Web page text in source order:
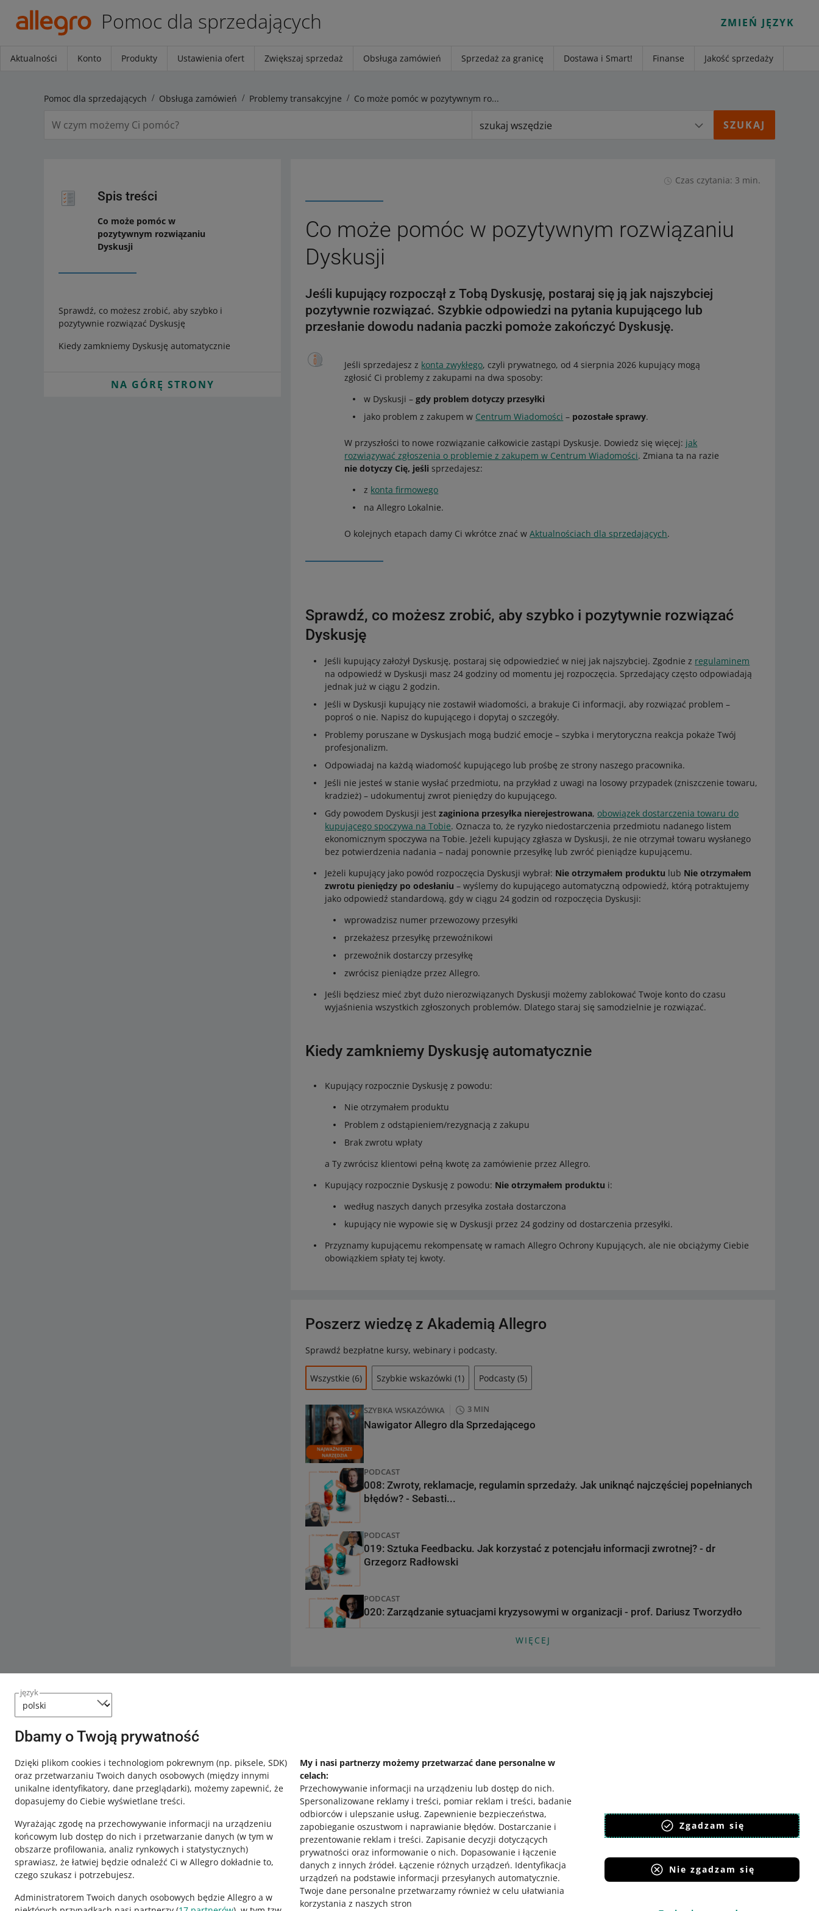
język
Dbamy o Twoją prywatność
Dzięki plikom cookies i technologiom pokrewnym (np. piksele, SDK)
oraz przetwarzaniu Twoich danych osobowych (między innymi
unikalne identyfikatory, dane przeglądarki), możemy zapewnić, że
dopasujemy do Ciebie wyświetlane treści.
Wyrażając zgodę na przechowywanie informacji na urządzeniu
końcowym lub dostęp do nich i przetwarzanie danych (w tym w
obszarze profilowania, analiz rynkowych i statystycznych)
sprawiasz, że łatwiej będzie odnaleźć Ci w Allegro dokładnie to,
czego szukasz i potrzebujesz.
Administratorem Twoich danych osobowych będzie Allegro a w
My i nasi partnerzy możemy przetwarzać dane personalne w
celach:
Przechowywanie informacji na urządzeniu lub dostęp do nich.
Spersonalizowane reklamy i treści, pomiar reklam i treści, badanie
odbiorców i ulepszanie usług. Zapewnienie bezpieczeństwa,
zapobieganie oszustwom i naprawianie błędów. Dostarczanie i
prezentowanie reklam i treści. Zapisanie decyzji dotyczących
prywatności oraz informowanie o nich. Dopasowanie i łączenie
danych z innych źródeł. Łączenie różnych urządzeń. Identyfikacja
urządzeń na podstawie informacji przesyłanych automatycznie.
Twoje dane personalne przetwarzamy również w celu ułatwiania
korzystania z naszych stron
Zgadzam się
Nie zgadzam się
Pomoc dla sprzedających ZMIEŃ JĘZYK
Aktualności Konto Produkty Ustawienia ofert Zwiększaj sprzedaż Obsługa zamówień Sprzedaż za granicę Dostawa i Smart! Finanse Jakość sprzedaży
Pomoc dla sprzedających Obsługa zamówień Problemy transakcyjne Co może pomóc w pozytywnym rozwiązaniu Dyskusji
szukaj wszędzie
Spis treści
Co może pomóc w
pozytywnym rozwiązaniu
Dyskusji
Sprawdź, co możesz zrobić, aby szybko i
pozytywnie rozwiązać Dyskusję
Kiedy zamkniemy Dyskusję automatycznie
NA GÓRĘ STRONY
Czas czytania: 3 min.
Co może pomóc w pozytywnym rozwiązaniu
Dyskusji
Jeśli kupujący rozpoczął z Tobą Dyskusję, postaraj się ją jak najszybciej
pozytywnie rozwiązać. Szybkie odpowiedzi na pytania kupującego lub
przesłanie dowodu nadania paczki pomoże zakończyć Dyskusję.
Jeśli sprzedajesz z konta zwykłego, czyli prywatnego, od 4 sierpnia 2026 kupujący mogą
zgłosić Ci problemy z zakupami na dwa sposoby:
w Dyskusji –gdy problem dotyczy przesyłki
jako problem z zakupem w Centrum Wiadomości – pozostałe sprawy.
W przyszłości to nowe rozwiązanie całkowicie zastąpi Dyskusje. Dowiedz się więcej: jak
rozwiązywać zgłoszenia o problemie z zakupem w Centrum Wiadomości. Zmiana ta na razie
nie dotyczy Cię, jeśli sprzedajesz:
z konta firmowego
na Allegro Lokalnie.
O kolejnych etapach damy Ci wkrótce znać wAktualnościach dla sprzedających.
Sprawdź, co możesz zrobić, aby szybko i pozytywnie rozwiązać
Dyskusję
Jeśli kupujący założył Dyskusję, postaraj się odpowiedzieć w niej jak najszybciej. Zgodnie z regulaminem
na odpowiedź w Dyskusji masz 24 godziny od momentu jej rozpoczęcia. Sprzedający często odpowiadają
jednak już w ciągu 2 godzin.
Jeśli w Dyskusji kupujący nie zostawił wiadomości, a brakuje Ci informacji, aby rozwiązać problem –
poproś o nie. Napisz do kupującego i dopytaj o szczegóły.
Problemy poruszane w Dyskusjach mogą budzić emocje – szybka i merytoryczna reakcja pokaże Twój
profesjonalizm.
Odpowiadaj na każdą wiadomość kupującego lub prośbę ze strony naszego pracownika.
Jeśli nie jesteś w stanie wysłać przedmiotu, na przykład z uwagi na losowy przypadek (zniszczenie towaru,
kradzież) – udokumentuj zwrot pieniędzy do kupującego.
Gdy powodem Dyskusji jestzaginiona przesyłka nierejestrowana, obowiązek dostarczenia towaru do
kupującego spoczywa na Tobie. Oznacza to, że ryzyko niedostarczenia przedmiotu nadanego listem
ekonomicznym spoczywa na Tobie. Jeżeli kupujący zgłasza w Dyskusji, że nie otrzymał towaru wysłanego
bez potwierdzenia nadania – nadaj ponownie przesyłkę lub zwróć pieniądze kupującemu.
Jeżeli kupujący jako powód rozpoczęcia Dyskusji wybrał: Nie otrzymałem produktu lub Nie otrzymałem
zwrotu pieniędzy po odesłaniu – wyślemy do kupującego automatyczną odpowiedź, którą potraktujemy
jako odpowiedź standardową, gdy w ciągu 24 godzin od rozpoczęcia Dyskusji:
wprowadzisz numer przewozowy przesyłki
przekażesz przesyłkę przewoźnikowi
przewoźnik dostarczy przesyłkę
zwrócisz pieniądze przez Allegro.
Jeśli będziesz mieć zbyt dużo nierozwiązanych Dyskusji możemy zablokować Twoje konto do czasu
wyjaśnienia wszystkich zgłoszonych problemów. Dlatego staraj się samodzielnie je rozwiązać.
Kiedy zamkniemy Dyskusję automatycznie
Kupujący rozpocznie Dyskusję z powodu:
Nie otrzymałem produktu
Problem z odstąpieniem/rezygnacją z zakupu
Brak zwrotu wpłaty
a Ty zwrócisz klientowi pełną kwotę za zamówienie przez Allegro.
Kupujący rozpocznie Dyskusję z powodu: Nie otrzymałem produktu i:
według naszych danych przesyłka została dostarczona
kupujący nie wypowie się w Dyskusji przez 24 godziny od dostarczenia przesyłki.
Przyznamy kupującemu rekompensatę w ramach Allegro Ochrony Kupujących, ale nie obciążymy Ciebie
obowiązkiem spłaty tej kwoty.
Poszerz wiedzę z Akademią Allegro
Sprawdź bezpłatne kursy, webinary i podcasty.
Wszystkie (6) Szybkie wskazówki (1) Podcasty (5)
SZYBKA WSKAZÓWKA 3 MIN
Nawigator Allegro dla Sprzedającego
PODCAST
008: Zwroty, reklamacje, regulamin sprzedaży. Jak uniknąć najczęściej popełnianych
błędów? - Sebasti...
PODCAST
019: Sztuka Feedbacku. Jak korzystać z potencjału informacji zwrotnej? - dr
Grzegorz Radłowski
PODCAST
020: Zarządzanie sytuacjami kryzysowymi w organizacji - prof. Dariusz Tworzydło
023: Sprzedaż w modelu omnichannel - Mateusz Grzywnowicz
WIĘCEJ